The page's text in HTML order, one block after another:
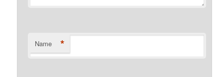
Name *